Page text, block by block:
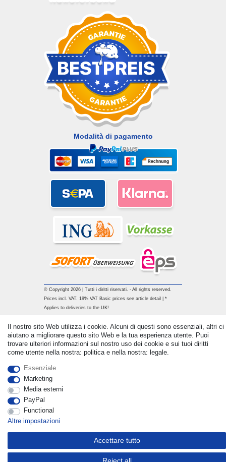
Modalità di pagamento
© Copyright 2026 | Tutti i diritti riservati. - All rights reserved.
Prices incl. VAT. 19% VAT Basic prices see article detail | *
Applies to deliveries to the UK!
Il nostro sito Web utilizza i cookie. Alcuni di questi sono essenziali, altri ci
aiutano a migliorare questo sito Web e la tua esperienza utente. Puoi
trovare ulteriori informazioni sul nostro uso dei cookie e sui tuoi diritti
come utente nella nostra: politica e nella nostra: legale.
Essenziale
Marketing
Media esterni
PayPal
Functional
Altre impostazioni
Accettare tutto
Withdraw from contract here Contatto